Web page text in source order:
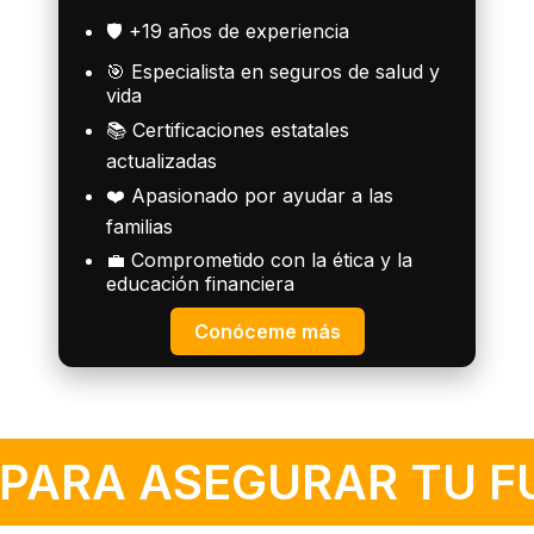
🛡️ +19 años de experiencia
🎯 Especialista en seguros de salud y
vida
📚 Certificaciones estatales
actualizadas
❤️ Apasionado por ayudar a las
familias
💼 Comprometido con la ética y la
educación financiera
Conóceme más
ASEGURAR TU